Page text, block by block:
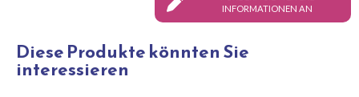
INFORMATIONEN AN
Diese Produkte könnten Sie
interessieren